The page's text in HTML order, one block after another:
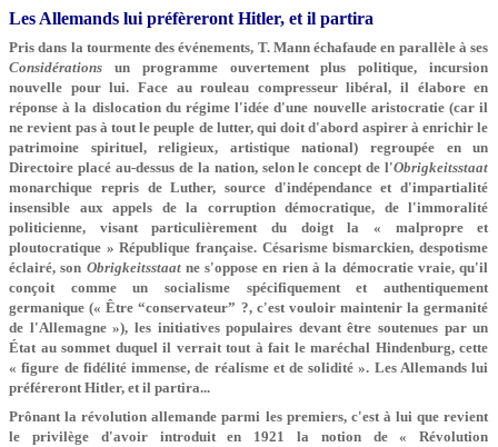
Les Allemands lui préfèreront Hitler, et il partira
Pris dans la tourmente des événements, T. Mann écha­faude en parallèle à ses
Considérations un programme ou­vertement plus politique, incursion
nouvelle pour lui. Face au rouleau compresseur libéral, il élabore en
réponse à la dislocation du régime l'idée d'une nouvelle aristocratie (car il
ne revient pas à tout le peuple de lutter, qui doit d'abord aspirer à enrichir le
patrimoine spirituel, religieux, artistique national) regroupée en un
Directoire placé au-dessus de la nation, selon le concept de l'Obrigkeitsstaat
monarchique repris de Luther, source d'indépen­dance et d'impartialité
insensible aux appels de la corruption démocratique, de l'immoralité
politicienne, visant particulièrement du doigt la « malpropre et
ploutocratique » République française. Césarisme bismarckien, despotisme
éclairé, son Obrigkeitsstaatne s'oppose en rien à la démocratie vraie, qu'il
conçoit comme un socialisme spécifiquement et authentiquement
germanique (« Être “conservateur” ?, c'est vouloir maintenir la germanité
de l'Allemagne »), les initiatives populaires devant être soutenues par un
État au sommet duquel il verrait tout à fait le maréchal Hindenburg, cette
« figure de fidélité immense, de réalisme et de solidité ». Les Allemands lui
préféreront Hitler, et il partira...
Prônant la révolution allemande parmi les premiers, c'est à lui que revient
le privilège d'avoir introduit en 1921 la notion de « Révolution